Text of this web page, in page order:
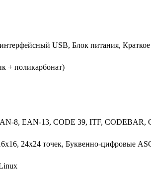
USB, Блок питания,
+ поликарбонат)
8, EAN-13, CODE 39, ITF, CODEBAR,
24x24 точек, Буквенно-цифровые